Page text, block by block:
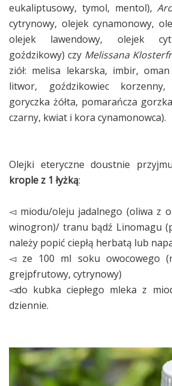
eukaliptusowy, tymol, mentol),
cytrynowy, olejek cynamonowy,
olejek lawendowy, olejek
goździkowy) czy Melissana
ziół: melisa lekarska, imbir,
litwor, goździkowiec
goryczka żółta, pomarańcza
czarny, kwiat i kora cynamonowca).
Olejki eteryczne doustnie
krople z 1 łyżką:
◅ miodu/oleju jadalnego (oliwa z
winogron)/ tranu bądź Linomagu
należy popić ciepłą herbatą lub
◅ ze 100 ml soku owocowego
grejpfrutowy, cytrynowy)
◅do kubka ciepłego mleka z
dziennie.